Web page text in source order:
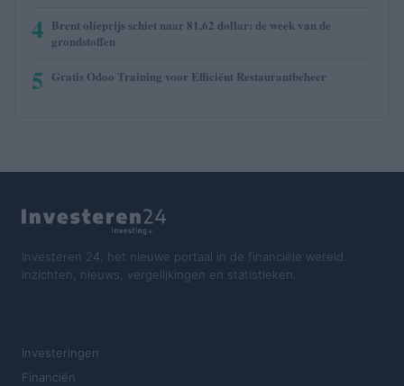
4 Brent olieprijs schiet naar 81,62 dollar: de week van de
grondstoffen
5 Gratis Odoo Training voor Efficiënt Restaurantbeheer
Investeren 24, het nieuwe portaal in de financiële wereld.
Inzichten, nieuws, vergelijkingen en statistieken.
Investeringen
Financiën